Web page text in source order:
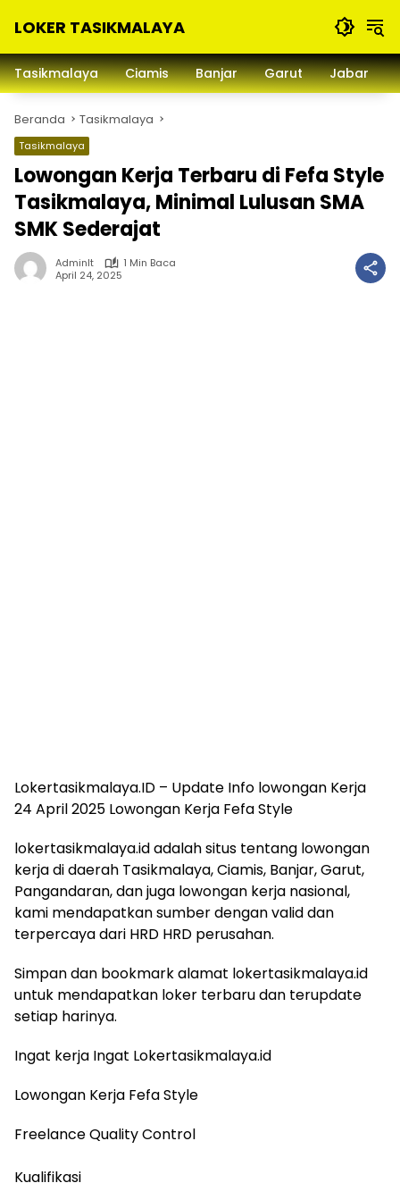
LOKER TASIKMALAYA
Lowongan
Kerja
dan
Sekitarna
Tasikmalaya Ciamis Banjar Garut Jabar
Beranda Tasikmalaya
Tasikmalaya
Lowongan Kerja Terbaru di Fefa Style
Tasikmalaya, Minimal Lulusan SMA
SMK Sederajat
Adminlt
1 Min Baca
April 24, 2025
Lokertasikmalaya.ID – Update Info lowongan Kerja
24 April 2025 Lowongan Kerja Fefa Style
lokertasikmalaya.id adalah situs tentang lowongan
kerja di daerah Tasikmalaya, Ciamis, Banjar, Garut,
Pangandaran, dan juga lowongan kerja nasional,
kami mendapatkan sumber dengan valid dan
terpercaya dari HRD HRD perusahan.
Simpan dan bookmark alamat lokertasikmalaya.id
untuk mendapatkan loker terbaru dan terupdate
setiap harinya.
Ingat kerja Ingat Lokertasikmalaya.id
Lowongan Kerja Fefa Style
Freelance Quality Control
Kualifikasi